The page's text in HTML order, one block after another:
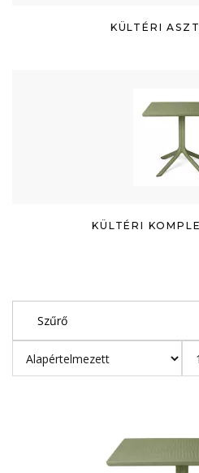
KÜLTÉRI
KÜLTÉRI
Szűrő